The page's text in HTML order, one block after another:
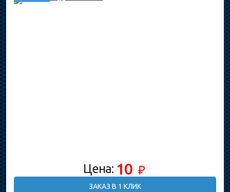
Цена: 10 ₽
ЗАКАЗ В 1 КЛИК